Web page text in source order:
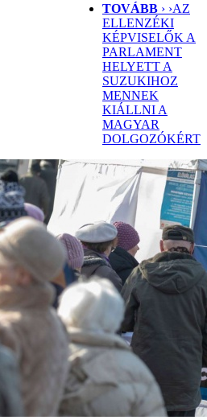
TOVÁBB › ›AZ
ELLENZÉKI
KÉPVISELŐK A
PARLAMENT
HELYETT A
SUZUKIHOZ
MENNEK
KIÁLLNI A
MAGYAR
DOLGOZÓKÉRT